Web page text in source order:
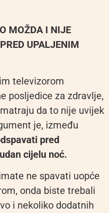
MOŽDA I NIJE
UPALJENIM
televizorom
posljedice za zdravlje,
da to nije uvijek
je, između
pred
cijelu noć.
ne spavati uopće
onda biste trebali
i nekoliko dodatnih